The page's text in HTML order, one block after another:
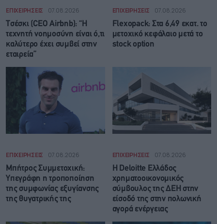
ΕΠΙΧΕΙΡΗΣΕΙΣ 07.08.2026
Τσέσκι (CEO Airbnb): “Η
τεχνητή νοημοσύνη είναι ό,τι
καλύτερο έχει συμβεί στην
εταιρεία”
ΕΠΙΧΕΙΡΗΣΕΙΣ 07.08.2026
Flexopack: Στα 6,49 εκατ. το
μετοχικό κεφάλαιο μετά το
stock option
ΕΠΙΧΕΙΡΗΣΕΙΣ 07.08.2026
Μπήτρος Συμμετοχική:
Υπεγράφη η τροποποίηση
της συμφωνίας εξυγίανσης
της θυγατρικής της
ΕΠΙΧΕΙΡΗΣΕΙΣ 07.08.2026
Η Deloitte Ελλάδος
χρηματοοικονομικός
σύμβουλος της ΔΕΗ στην
είσοδό της στην πολωνική
αγορά ενέργειας